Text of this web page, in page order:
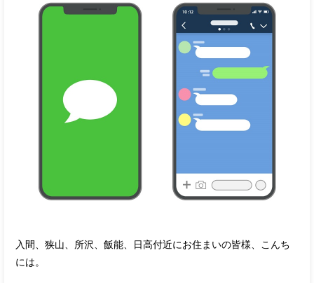
入間、狭山、所沢、飯能、日高付近にお住まいの皆様、こんち
には。